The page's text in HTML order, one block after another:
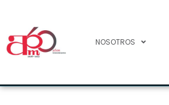
NOSOTROS